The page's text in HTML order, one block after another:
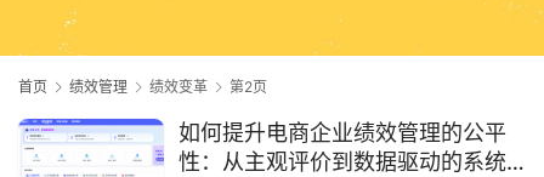
首页 绩效管理 绩效变革 第2页
如何提升电商企业绩效管理的公平
性：从主观评价到数据驱动的系统